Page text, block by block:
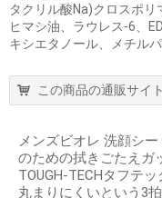
タクリル酸Na)クロスポリ
ヒマシ油、ラウレス-6、
キシエタノール、メチル
この商品の通販サイ
メンズビオレ 洗顔シ
のための拭きごたえガ
TOUGH-TECHタフテ
丸まりにくいという3